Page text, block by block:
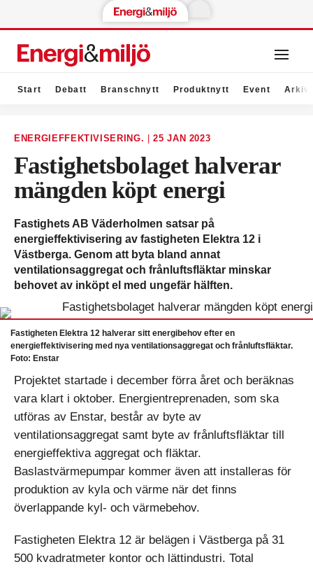
Start Debatt Branschnytt Produktnytt Event Arkiv
ENERGIEFFEKTIVISERING. 25 JAN 2023
Fastighetsbolaget halverar
mängden köpt energi
Fastighets AB Väderholmen satsar på
energieffektivisering av fastigheten Elektra 12 i
Västberga. Genom att byta bland annat
ventilationsaggregat och frånluftsfläktar minskar
behovet av inköpt el med ungefär hälften.
Fastigheten Elektra 12 halverar sitt energibehov efter en
energieffektivisering med nya ventilationsaggregat och frånluftsfläktar.
Foto: Enstar
Projektet startade i december förra året och beräknas
vara klart i oktober. Energientreprenaden, som ska
utföras av Enstar, består av byte av
ventilationsaggregat samt byte av frånluftsfläktar till
energieffektiva aggregat och fläktar.
Baslastvärmepumpar kommer även att installeras för
produktion av kyla och värme när det finns
överlappande kyl- och värmebehov.
Fastigheten Elektra 12 är belägen i Västberga på 31
500 kvadratmeter kontor och lättindustri. Total